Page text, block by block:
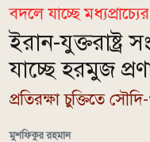
বদলে যাচ্ছে
ইরান-
যাচ্ছে হরমুজ
প্রতিরক্ষা চুক্তিতে
মুশফিকুর রহমান